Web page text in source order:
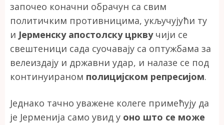
започео коначни обрачун са свим
политичким противницима, укључујући ту
и Јерменску апостолску црквучији се
свештеници сада суочавају са оптужбама за
велеиздају и државни удар, и налазе се под
континуираном полицијском репресијом.
Једнако тачно уважене колеге примећују да
је Јерменија само увид у оно што се може